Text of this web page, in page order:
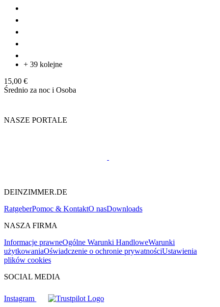
+ 39 kolejne
15,00 €
Średnio za noc i Osoba
NASZE PORTALE
DEINZIMMER.DE
RatgeberPomoc & KontaktO nasDownloads
NASZA FIRMA
Informacje prawneOgólne Warunki HandloweWarunki
użytkowaniaOświadczenie o ochronie prywatnościUstawienia
plików cookies
SOCIAL MEDIA
Instagram